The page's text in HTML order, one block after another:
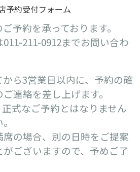
予約受付フォーム
予約を承っております。
211-0912までお問い合わ
ら3営業日以内に、予約の確
連絡を差し上げます。
式なご予約とはなりません
の場合、別の日時をご提案
ございますので、予めご了